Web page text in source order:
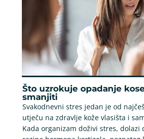
Što uzrokuje opadanje
smanjiti
Svakodnevni stres jedan je od
utječu na zdravlje kože vlasišta i
Kada organizam doživi stres, dolazi